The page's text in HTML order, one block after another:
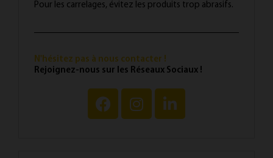
Pour les carrelages, évitez les produits trop abrasifs.
N'hésitez pas à nous contacter !
Rejoignez-nous sur les Réseaux Sociaux !